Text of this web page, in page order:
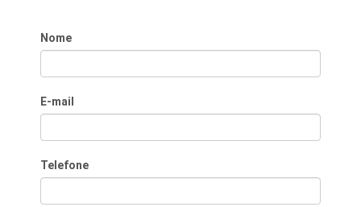
Nome
E-mail
Telefone